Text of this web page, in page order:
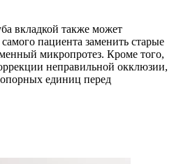
вкладкой также может
пациента заменить старые
микропротез. Кроме того,
неправильной окклюзии,
единиц перед